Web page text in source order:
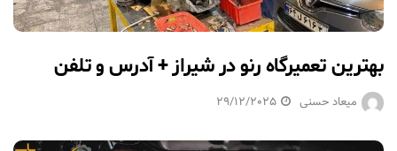
بهترین تعمیرگاه رنو در شیراز + آدرس و تلفن
میعاد حسنی 29/12/2025